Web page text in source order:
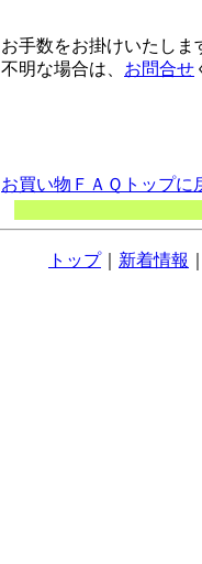
お手数をお掛けいたしま
不明な場合は、 お問合せ
お買い物ＦＡＱトップに
トップ｜ 新着情報